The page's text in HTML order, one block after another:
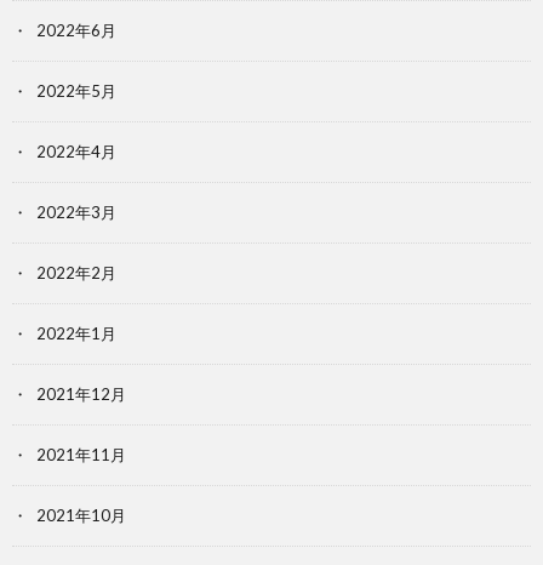
2022年6月
2022年5月
2022年4月
2022年3月
2022年2月
2022年1月
2021年12月
2021年11月
2021年10月